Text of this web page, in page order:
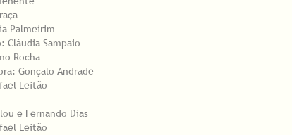
Palmeirim
Cláudia Sampaio
Rocha
Gonçalo Andrade
Leitão
e Fernando Dias
Leitão